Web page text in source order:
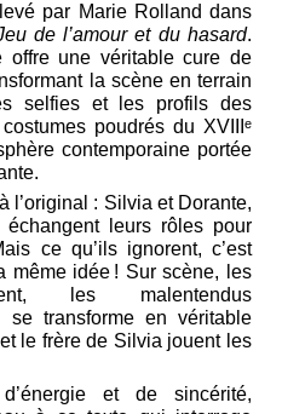
par Marie Rolland dans
de l’amour et du hasard.
offre une véritable cure de
la scène en terrain
selfies et les profils des
poudrés du XVIIIᵉ
contemporaine portée
l’original : Silvia et Dorante,
leurs rôles pour
ce qu’ils ignorent, c’est
même idée ! Sur scène, les
les malentendus
se transforme en véritable
le frère de Silvia jouent les
et de sincérité,